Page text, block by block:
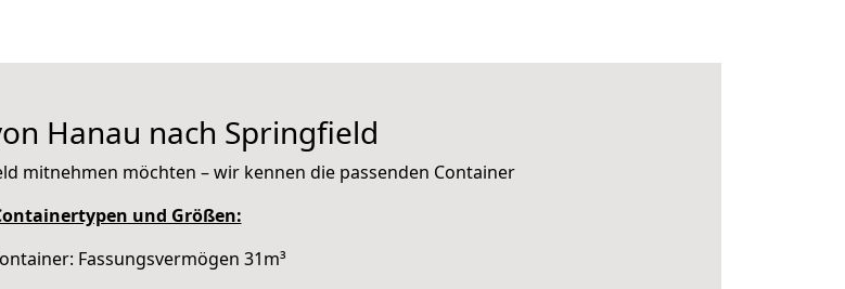
Hanau nach Springfield
mitnehmen möchten – wir kennen die passenden Container
und Größen:
Fassungsvermögen 31m³